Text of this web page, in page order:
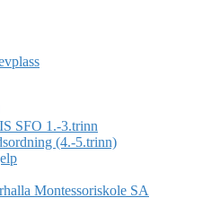
SFO 1.-3.trinn
(4.-5.trinn)
Montessoriskole SA